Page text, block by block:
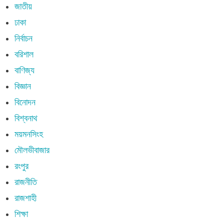
জাতীয়
ঢাকা
নির্বাচন
বরিশাল
বাণিজ্য
বিজ্ঞান
বিনোদন
বিশ্বনাথ
ময়মনসিংহ
মৌলভীবাজার
রংপুর
রাজনীতি
রাজশাহী
শিক্ষা